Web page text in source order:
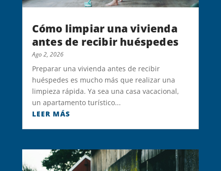
Cómo limpiar una vivienda
antes de recibir huéspedes
Ago 2, 2026
Preparar una vivienda antes de recibir
huéspedes es mucho más que realizar una
limpieza rápida. Ya sea una casa vacacional,
un apartamento turístico...
LEER MÁS